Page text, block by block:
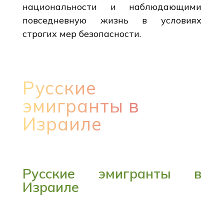
национальности и наблюдающими
повседневную жизнь в условиях
строгих мер безопасности.
Русские
эмигранты в
Израиле
Русские эмигранты в
Израиле